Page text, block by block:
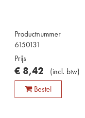
Productnummer
6150131
Prijs
€ 8,42 (incl. btw)
Bestel